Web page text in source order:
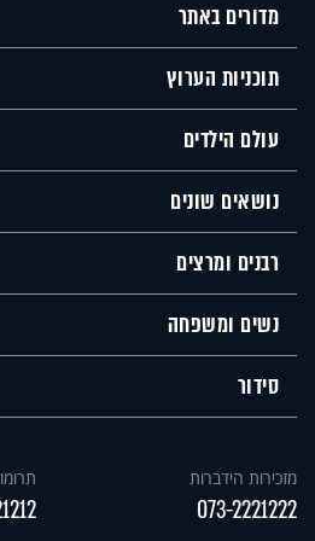
מדורים באתר
תוכניות הערוץ
עולם הילדים
נושאים שונים
רבנים ומרצים
נשים ומשפחה
סידור
מזכירות הידברות
073-2221222